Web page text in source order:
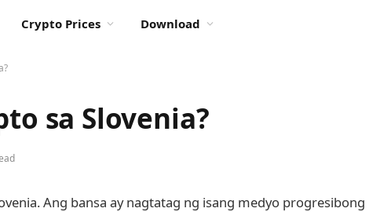
Crypto Prices Download
sa Slovenia?
Ang bansa ay nagtatag ng isang medyo progresibong